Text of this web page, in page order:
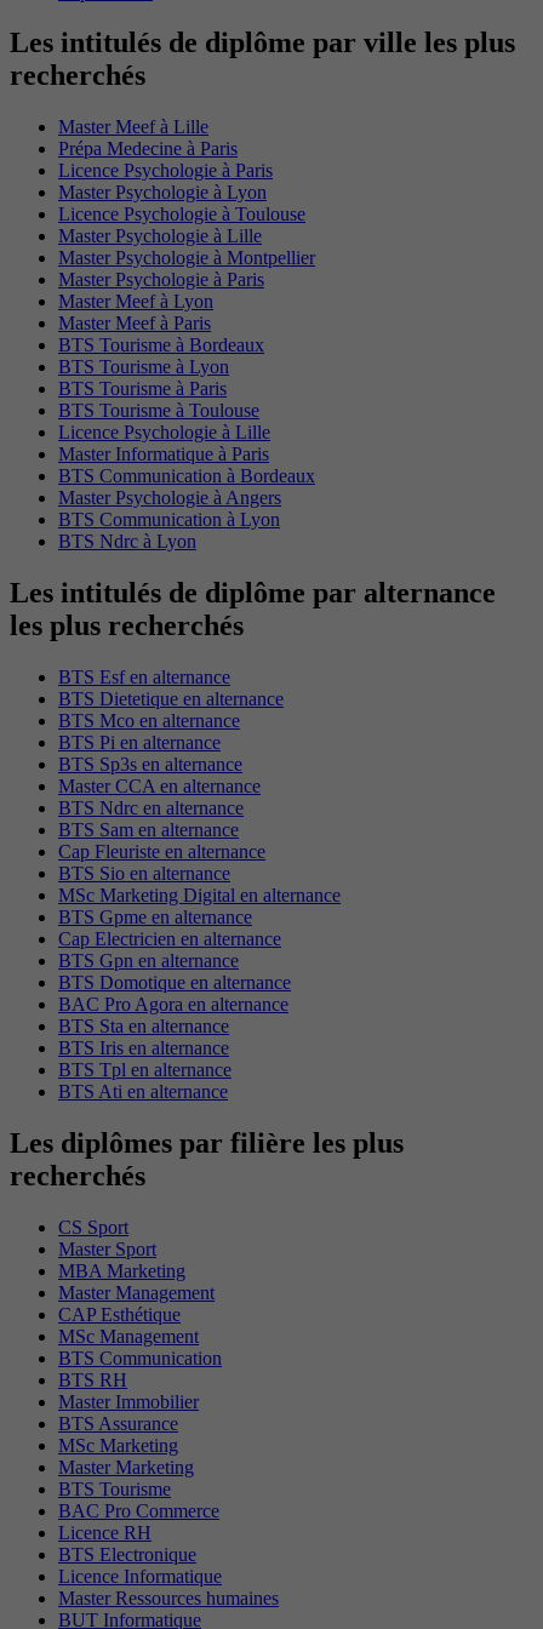
Les intitulés de diplôme par ville les plus
recherchés
Master Meef à Lille
Prépa Medecine à Paris
Licence Psychologie à Paris
Master Psychologie à Lyon
Licence Psychologie à Toulouse
Master Psychologie à Lille
Master Psychologie à Montpellier
Master Psychologie à Paris
Master Meef à Lyon
Master Meef à Paris
BTS Tourisme à Bordeaux
BTS Tourisme à Lyon
BTS Tourisme à Paris
BTS Tourisme à Toulouse
Licence Psychologie à Lille
Master Informatique à Paris
BTS Communication à Bordeaux
Master Psychologie à Angers
BTS Communication à Lyon
BTS Ndrc à Lyon
Les intitulés de diplôme par alternance
les plus recherchés
BTS Esf en alternance
BTS Dietetique en alternance
BTS Mco en alternance
BTS Pi en alternance
BTS Sp3s en alternance
Master CCA en alternance
BTS Ndrc en alternance
BTS Sam en alternance
Cap Fleuriste en alternance
BTS Sio en alternance
MSc Marketing Digital en alternance
BTS Gpme en alternance
Cap Electricien en alternance
BTS Gpn en alternance
BTS Domotique en alternance
BAC Pro Agora en alternance
BTS Sta en alternance
BTS Iris en alternance
BTS Tpl en alternance
BTS Ati en alternance
Les diplômes par filière les plus
recherchés
CS Sport
Master Sport
MBA Marketing
Master Management
CAP Esthétique
MSc Management
BTS Communication
BTS RH
Master Immobilier
BTS Assurance
MSc Marketing
Master Marketing
BTS Tourisme
BAC Pro Commerce
Licence RH
BTS Electronique
Licence Informatique
Master Ressources humaines
BUT Informatique